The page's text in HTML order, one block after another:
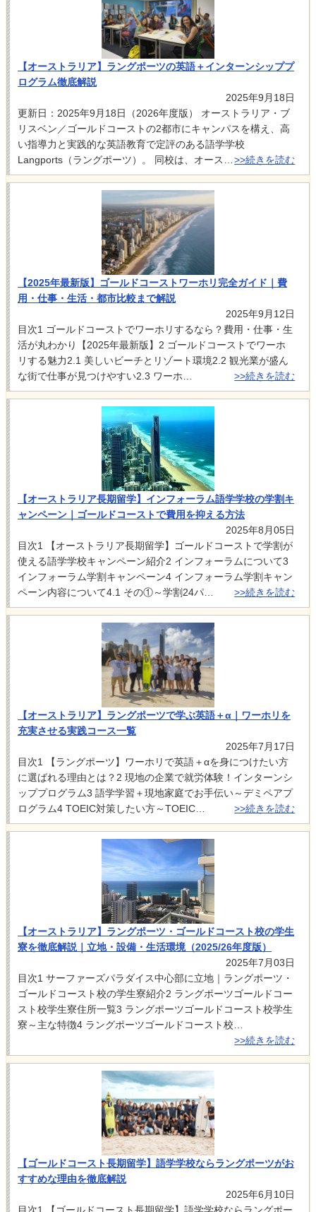
【オーストラリア】ラングポーツの英語＋インターンシッププ
ログラム徹底解説
2025年9月18日
更新日：2025年9月18日（2026年度版） オーストラリア・ブ
リスベン／ゴールドコーストの2都市にキャンパスを構え、高
い指導力と実践的な英語教育で定評のある語学学校
Langports（ラングポーツ）。 同校は、オース… >>続きを読む
【2025年最新版】ゴールドコーストワーホリ完全ガイド｜費
用・仕事・生活・都市比較まで解説
2025年9月12日
目次1 ゴールドコーストでワーホリするなら？費用・仕事・生
活が丸わかり【2025年最新版】2 ゴールドコーストでワーホ
リする魅力2.1 美しいビーチとリゾート環境2.2 観光業が盛ん
な街で仕事が見つけやすい2.3 ワーホ…
>>続きを読む
【オーストラリア長期留学】インフォーラム語学学校の学割キ
ャンペーン｜ゴールドコーストで費用を抑える方法
2025年8月05日
目次1 【オーストラリア長期留学】ゴールドコーストで学割が
使える語学学校キャンペーン紹介2 インフォーラムについて3
インフォーラム学割キャンペーン4 インフォーラム学割キャン
ペーン内容について4.1 その①～学割24パ…
>>続きを読む
【オーストラリア】ラングポーツで学ぶ英語＋α｜ワーホリを
充実させる実践コース一覧
2025年7月17日
目次1 【ラングポーツ】ワーホリで英語＋αを身につけたい方
に選ばれる理由とは？2 現地の企業で就労体験！インターンシ
ッププログラム3 語学学習＋現地家庭でお手伝い～デミペアプ
ログラム4 TOEIC対策したい方～TOEIC…
>>続きを読む
【オーストラリア】ラングポーツ・ゴールドコースト校の学生
寮を徹底解説｜立地・設備・生活環境（2025/26年度版）
2025年7月03日
目次1 サーファーズパラダイス中心部に立地｜ラングポーツ・
ゴールドコースト校の学生寮紹介2 ラングポーツゴールドコー
スト校学生寮住所一覧3 ラングポーツゴールドコースト校学生
寮～主な特徴4 ラングポーツゴールドコースト校…
>>続きを読む
【ゴールドコースト長期留学】語学学校ならラングポーツがお
すすめな理由を徹底解説
2025年6月10日
目次1 【ゴールドコースト長期留学】語学学校ならラングポー